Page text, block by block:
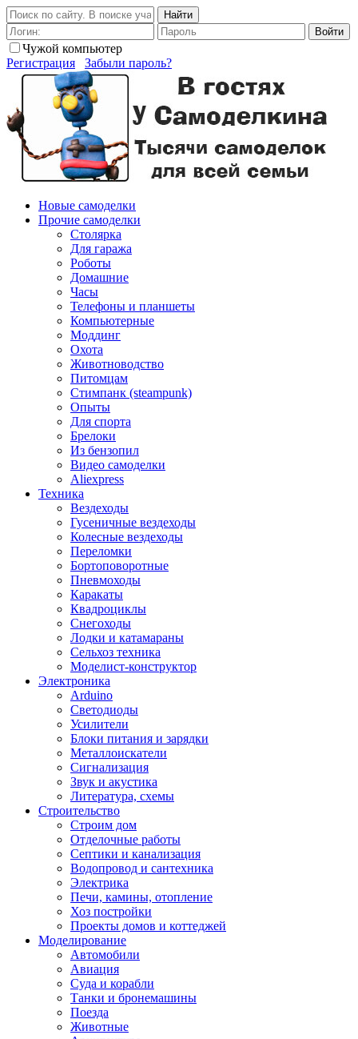
Найти
Войти
Чужой компьютер
Регистрация
Забыли пароль?
Новые самоделки
Прочие самоделки
Столярка
Для гаража
Роботы
Домашние
Часы
Телефоны и планшеты
Компьютерные
Моддинг
Охота
Животноводство
Питомцам
Стимпанк (steampunk)
Опыты
Для спорта
Брелоки
Из бензопил
Видео самоделки
Aliexpress
Техника
Вездеходы
Гусеничные вездеходы
Колесные вездеходы
Переломки
Бортоповоротные
Пневмоходы
Каракаты
Квадроциклы
Снегоходы
Лодки и катамараны
Сельхоз техника
Моделист-конструктор
Электроника
Arduino
Светодиоды
Усилители
Блоки питания и зарядки
Металлоискатели
Сигнализация
Звук и акустика
Литература, схемы
Строительство
Строим дом
Отделочные работы
Септики и канализация
Водопровод и сантехника
Электрика
Печи, камины, отопление
Хоз постройки
Проекты домов и коттеджей
Моделирование
Автомобили
Авиация
Суда и корабли
Танки и бронемашины
Поезда
Животные